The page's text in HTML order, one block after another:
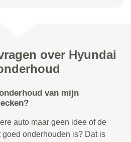
over Hyundai
van mijn
auto maar geen idee of de
onderhouden is? Dat is